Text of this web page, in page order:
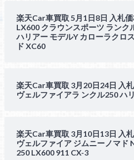
楽天Car車買取 5月1日8日 入札
LX600 クラウンスポーツ ランク
ハリアー モデルY カローラクロ
ド XC60
楽天Car車買取 3月20日24日 入
ヴェルファイアラ ンクル250 ハ
楽天Car車買取 3月10日13日 入
ヴェルファイア ジムニーノマド
250 LX600 911 CX-3